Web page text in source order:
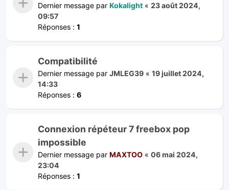
Dernier message par Kokalight « 23 août 2024,
09:57
Réponses : 1
Compatibilité
Dernier message par JMLEG39 « 19 juillet 2024,
14:33
Réponses : 6
Connexion répéteur 7 freebox pop
impossible
Dernier message par MAXTOO « 06 mai 2024,
23:04
Réponses : 1